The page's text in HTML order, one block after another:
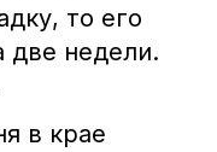
то его
две недели.
в крае